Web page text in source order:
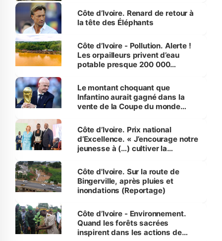
Côte d’Ivoire. Renard de retour à
la tête des Éléphants
Côte d’Ivoire - Pollution. Alerte !
Les orpailleurs privent d’eau
potable presque 200 000
Le montant choquant que
Infantino aurait gagné dans la
vente de la Coupe du monde
Côte d’Ivoire. Prix national
d’Excellence. « J’encourage notre
jeunesse à (…) cultiver la
(Alassane Ouattara
Côte d'Ivoire. Sur la route de
Bingerville, après pluies et
inondations (Reportage)
Côte d’Ivoire - Environnement.
Quand les forêts sacrées
inspirent dans les actions de